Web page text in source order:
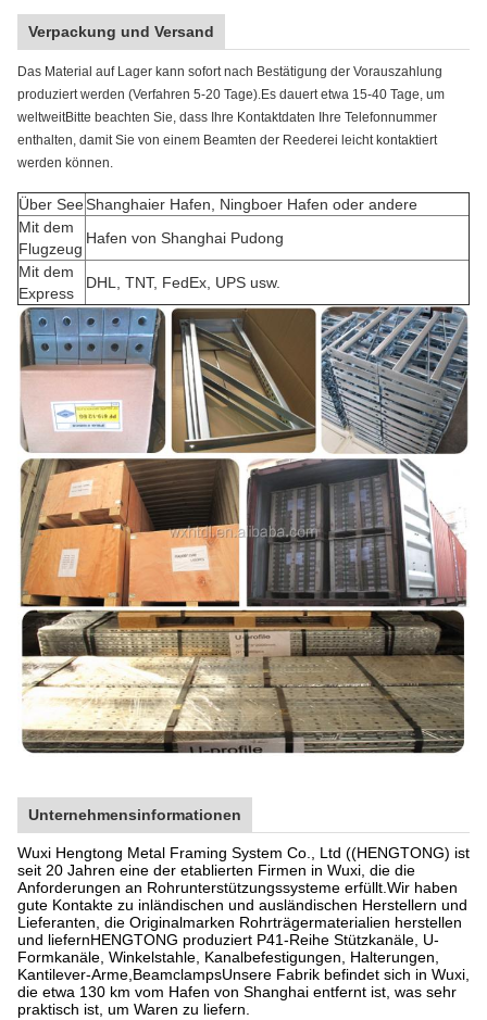
Verpackung und Versand
Das Material auf Lager kann sofort nach Bestätigung der Vorauszahlung
produziert werden (Verfahren 5-20 Tage).Es dauert etwa 15-40 Tage, um
weltweitBitte beachten Sie, dass Ihre Kontaktdaten Ihre Telefonnummer
enthalten, damit Sie von einem Beamten der Reederei leicht kontaktiert
werden können.
Über SeeShanghaier Hafen, Ningboer Hafen oder andere
Mit dem
Flugzeug
Hafen von Shanghai Pudong
Mit dem
Express
DHL, TNT, FedEx, UPS usw.
Unternehmensinformationen
Wuxi Hengtong Metal Framing System Co., Ltd ((HENGTONG) ist
seit 20 Jahren eine der etablierten Firmen in Wuxi, die die
Anforderungen an Rohrunterstützungssysteme erfüllt.Wir haben
gute Kontakte zu inländischen und ausländischen Herstellern und
Lieferanten, die Originalmarken Rohrträgermaterialien herstellen
und liefernHENGTONG produziert P41-Reihe Stützkanäle, U-
Formkanäle, Winkelstahle, Kanalbefestigungen, Halterungen,
Kantilever-Arme,BeamclampsUnsere Fabrik befindet sich in Wuxi,
die etwa 130 km vom Hafen von Shanghai entfernt ist, was sehr
praktisch ist, um Waren zu liefern.